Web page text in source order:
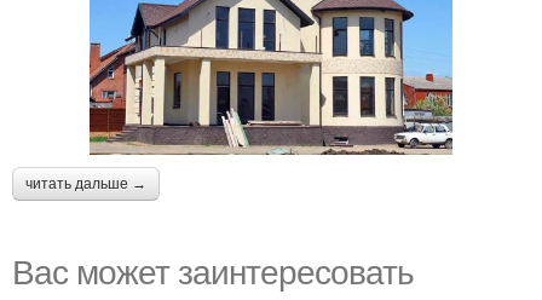
читать дальше →
Вас может заинтересовать